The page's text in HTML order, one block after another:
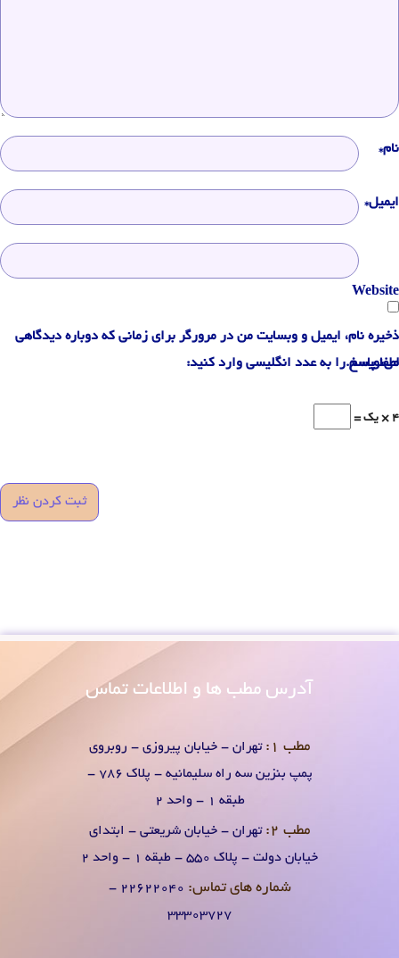
نام*
ایمیل*
Website
ذخیره نام، ایمیل و وبسایت من در مرورگر برای زمانی که دوباره دیدگاهی
می‌نویسم.
لطفا پاسخ را به عدد انگلیسی وارد کنید:
4 × یک =
آدرس مطب ها و اطلاعات تماس
مطب 1:
تهران - خیابان پیروزی - روبروی
پمپ بنزین سه راه سلیمانیه - پلاک 786 -
طبقه 1 - واحد 2
مطب 2:
تهران - خیابان شریعتی - ابتدای
خیابان دولت - پلاک 550 - طبقه 1 - واحد 2
شماره های تماس:
۲۲۶۲۲۰۴0 -
۳۳۳۰۳۷۲۷